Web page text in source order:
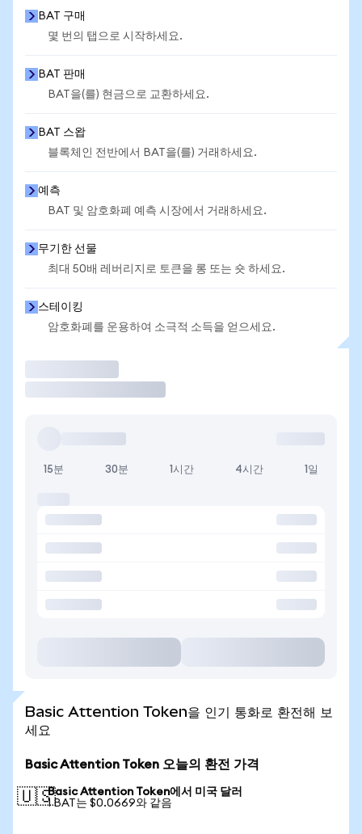
BAT 구매
몇 번의 탭으로 시작하세요.
BAT 판매
BAT을(를) 현금으로 교환하세요.
BAT 스왑
블록체인 전반에서 BAT을(를) 거래하세요.
예측
BAT 및 암호화폐 예측 시장에서 거래하세요.
무기한 선물
최대 50배 레버리지로 토큰을 롱 또는 숏 하세요.
스테이킹
암호화폐를 운용하여 소극적 소득을 얻으세요.
15분 30분 1시간 4시간 1일
Basic Attention Token을 인기 통화로 환전해 보
세요
Basic Attention Token 오늘의 환전 가격
🇺🇸Basic Attention Token에서 미국 달러
1 BAT는 $0.0669와 같음